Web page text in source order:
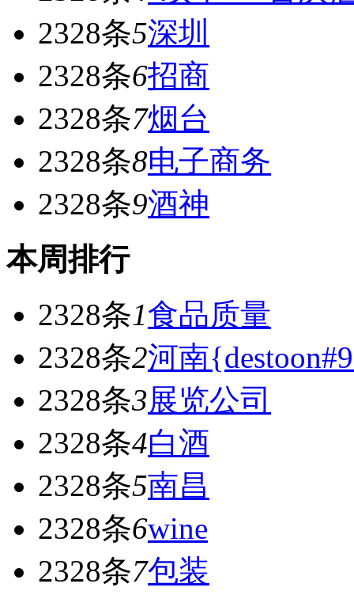
2328条5深圳
2328条6招商
2328条7烟台
2328条8电子商务
2328条9酒神
本周排行
2328条1食品质量
2328条2河南
2328条3展览公司
2328条4白酒
2328条5南昌
2328条6wine
2328条7包装